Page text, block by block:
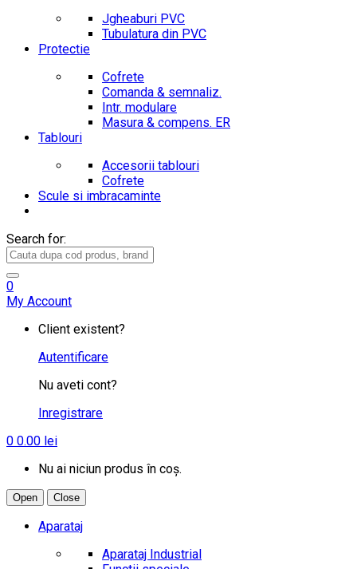
Jgheaburi PVC
Tubulatura din PVC
Protectie
Cofrete
Comanda & semnaliz.
Intr. modulare
Masura & compens. ER
Tablouri
Accesorii tablouri
Cofrete
Scule si imbracaminte
Search for:
0
My Account
Client existent?
Autentificare
Nu aveti cont?
Inregistrare
0 0.00 lei
Nu ai niciun produs în coș.
Open Close
Aparataj
Aparataj Industrial